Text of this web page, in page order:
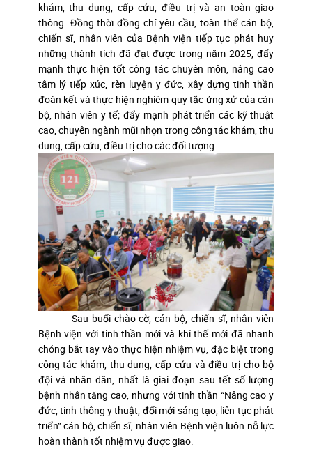
khám, thu dung, cấp cứu, điều trị và an toàn giao
thông. Đồng thời đồng chí yêu cầu, toàn thể cán bộ,
chiến sĩ, nhân viên của Bệnh viện tiếp tục phát huy
những thành tích đã đạt được trong năm 2025, đẩy
mạnh thực hiện tốt công tác chuyên môn, nâng cao
tâm lý tiếp xúc, rèn luyện y đức, xây dựng tinh thần
đoàn kết và thực hiện nghiêm quy tắc ứng xử của cán
bộ, nhân viên y tế; đẩy mạnh phát triển các kỹ thuật
cao, chuyên ngành mũi nhọn trong công tác khám, thu
dung, cấp cứu, điều trị cho các đối tượng.
Sau buổi chào cờ, cán bộ, chiến sĩ, nhân viên
Bệnh viện với tinh thần mới và khí thế mới đã nhanh
chóng bắt tay vào thực hiện nhiệm vụ, đặc biệt trong
công tác khám, thu dung, cấp cứu và điều trị cho bộ
đội và nhân dân, nhất là giai đoạn sau tết số lượng
bệnh nhân tăng cao, nhưng với tinh thần “Nâng cao y
đức, tinh thông y thuật, đổi mới sáng tạo, liên tục phát
triển” cán bộ, chiến sĩ, nhân viên Bệnh viện luôn nỗ lực
hoàn thành tốt nhiệm vụ được giao.